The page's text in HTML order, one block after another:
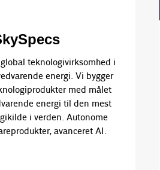
teknologivirksomhed i
energi. Vi bygger
med målet
energi til den mest
i verden. Autonome
avanceret AI.